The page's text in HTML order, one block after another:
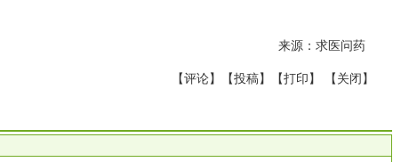
来源：求医问药
【评论】【投稿】【打印 】 【 关闭 】